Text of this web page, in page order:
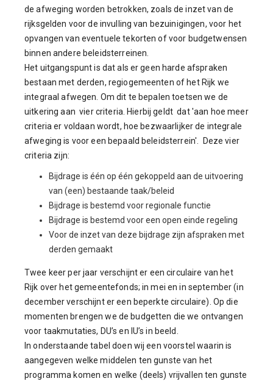
de afweging worden betrokken, zoals de inzet van de
rijksgelden voor de invulling van bezuinigingen, voor het
opvangen van eventuele tekorten of voor budgetwensen
binnen andere beleidsterreinen.
Het uitgangspunt is dat als er geen harde afspraken
bestaan met derden, regiogemeenten of het Rijk we
integraal afwegen. Om dit te bepalen toetsen we de
uitkering aan vier criteria. Hierbij geldt dat 'aan hoe meer
criteria er voldaan wordt, hoe bezwaarlijker de integrale
afweging is voor een bepaald beleidsterrein'. Deze vier
criteria zijn:
Bijdrage is één op één gekoppeld aan de uitvoering
van (een) bestaande taak/beleid
Bijdrage is bestemd voor regionale functie
Bijdrage is bestemd voor een open einde regeling
Voor de inzet van deze bijdrage zijn afspraken met
derden gemaakt
Twee keer per jaar verschijnt er een circulaire van het
Rijk over het gemeentefonds; in mei en in september (in
december verschijnt er een beperkte circulaire). Op die
momenten brengen we de budgetten die we ontvangen
voor taakmutaties, DU’s en IU’s in beeld.
In onderstaande tabel doen wij een voorstel waarin is
aangegeven welke middelen ten gunste van het
programma komen en welke (deels) vrijvallen ten gunste